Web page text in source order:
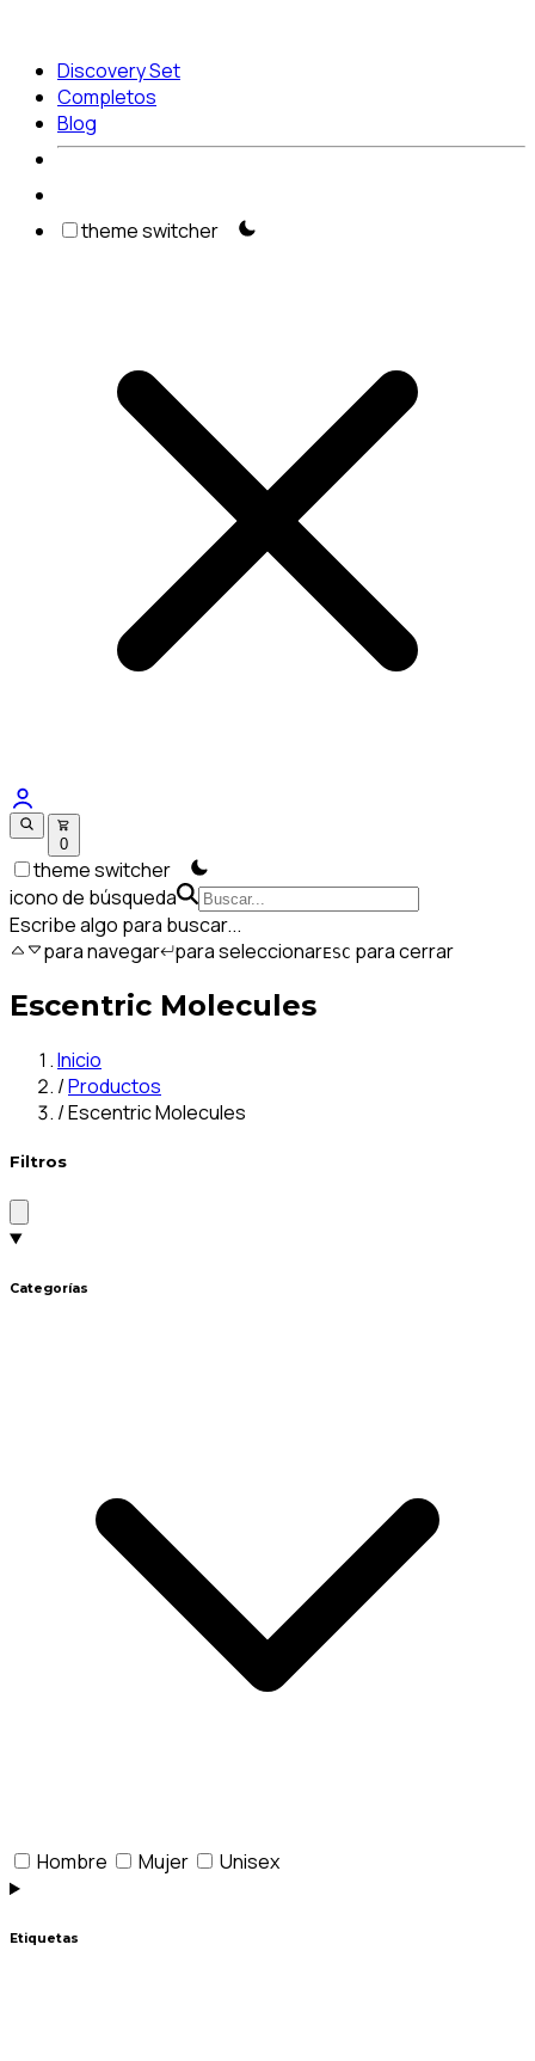
Discovery Set
Completos
Blog
theme switcher
0
theme switcher
icono de búsqueda
Escribe algo para buscar...
para navegar para seleccionarESC para cerrar
Escentric Molecules
Inicio
/Productos
/Escentric Molecules
Filtros
Categorías
Hombre Mujer Unisex
Etiquetas